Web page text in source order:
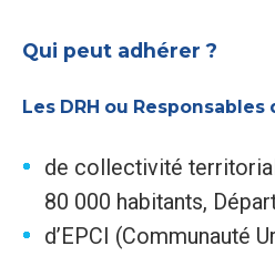
Qui peut adhérer ?
Les DRH ou Responsables
de collectivité
80 000 habitants,
d’EPCI (Communauté